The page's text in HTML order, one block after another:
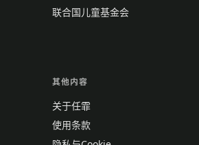
联合国儿童基金会
其他内容
关于任霏
使用条款